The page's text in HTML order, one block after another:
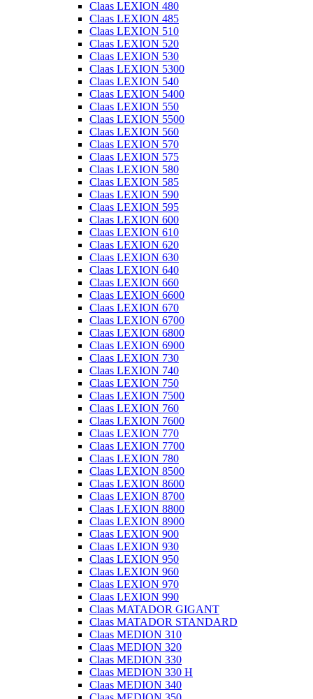
Claas LEXION 480
Claas LEXION 485
Claas LEXION 510
Claas LEXION 520
Claas LEXION 530
Claas LEXION 5300
Claas LEXION 540
Claas LEXION 5400
Claas LEXION 550
Claas LEXION 5500
Claas LEXION 560
Claas LEXION 570
Claas LEXION 575
Claas LEXION 580
Claas LEXION 585
Claas LEXION 590
Claas LEXION 595
Claas LEXION 600
Claas LEXION 610
Claas LEXION 620
Claas LEXION 630
Claas LEXION 640
Claas LEXION 660
Claas LEXION 6600
Claas LEXION 670
Claas LEXION 6700
Claas LEXION 6800
Claas LEXION 6900
Claas LEXION 730
Claas LEXION 740
Claas LEXION 750
Claas LEXION 7500
Claas LEXION 760
Claas LEXION 7600
Claas LEXION 770
Claas LEXION 7700
Claas LEXION 780
Claas LEXION 8500
Claas LEXION 8600
Claas LEXION 8700
Claas LEXION 8800
Claas LEXION 8900
Claas LEXION 900
Claas LEXION 930
Claas LEXION 950
Claas LEXION 960
Claas LEXION 970
Claas LEXION 990
Claas MATADOR GIGANT
Claas MATADOR STANDARD
Claas MEDION 310
Claas MEDION 320
Claas MEDION 330
Claas MEDION 330 H
Claas MEDION 340